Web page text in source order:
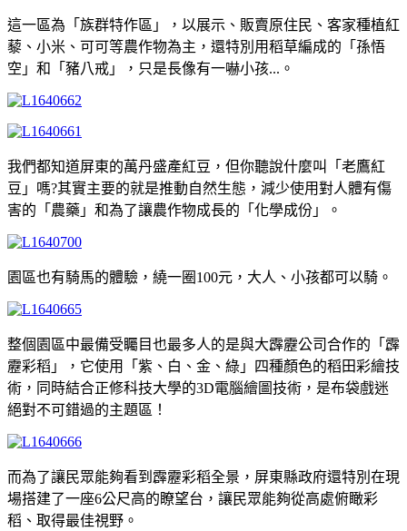
這一區為「族群特作區」，以展示、販賣原住民、客家種植紅
藜、小米、可可等農作物為主，還特別用稻草編成的「孫悟
空」和「豬八戒」，只是長像有一嚇小孩...。
我們都知道屏東的萬丹盛產紅豆，但你聽說什麼叫「老鷹紅
豆」嗎?其實主要的就是推動自然生態，減少使用對人體有傷
害的「農藥」和為了讓農作物成長的「化學成份」。
園區也有騎馬的體驗，繞一圈100元，大人、小孩都可以騎。
整個園區中最備受矚目也最多人的是與大霹靂公司合作的「霹
靂彩稻」，它使用「紫、白、金、綠」四種顏色的稻田彩繪技
術，同時結合正修科技大學的3D電腦繪圖技術，是布袋戲迷
絕對不可錯過的主題區！
而為了讓民眾能夠看到霹靂彩稻全景，屏東縣政府還特別在現
場搭建了一座6公尺高的瞭望台，讓民眾能夠從高處俯瞰彩
稻、取得最佳視野。